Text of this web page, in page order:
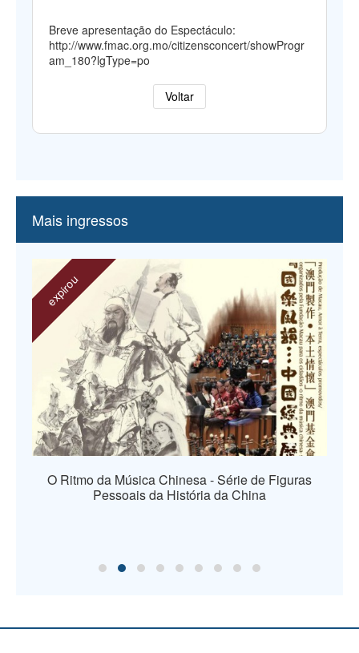
Breve apresentação do Espectáculo:
http://www.fmac.org.mo/citizensconcert/showProgr
am_180?lgType=po
Voltar
Mais ingressos
expirou
O Ritmo da Música Chinesa - Série de Figuras
Pessoais da História da China